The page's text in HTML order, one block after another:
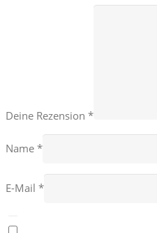
Deine Rezension *
Name *
E-Mail *